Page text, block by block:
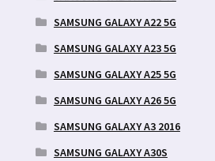
SAMSUNG GALAXY A22 5G
SAMSUNG GALAXY A23 5G
SAMSUNG GALAXY A25 5G
SAMSUNG GALAXY A26 5G
SAMSUNG GALAXY A3 2016
SAMSUNG GALAXY A30S